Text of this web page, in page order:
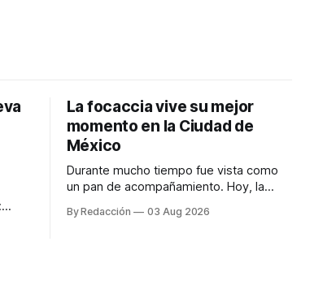
La focaccia vive su mejor
momento en la Ciudad de
México
Durante mucho tiempo fue vista como
un pan de acompañamiento. Hoy, la
platillos favoritos de quienes buscan
By Redacción 03 Aug 2026